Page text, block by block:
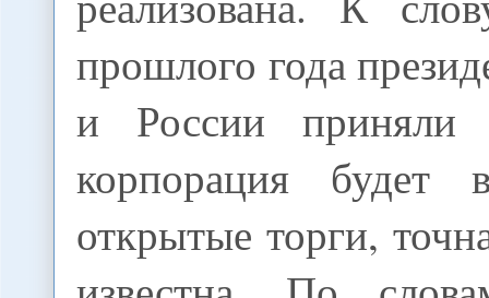
прошлого года
и России приняли
корпорация будет
открытые торги,